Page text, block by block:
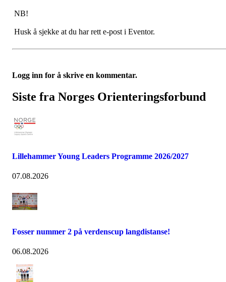
NB!
Husk å sjekke at du har rett e-post i Eventor.
Logg inn for å skrive en kommentar.
Siste fra Norges Orienteringsforbund
Lillehammer Young Leaders Programme 2026/2027
07.08.2026
Fosser nummer 2 på verdenscup langdistanse!
06.08.2026